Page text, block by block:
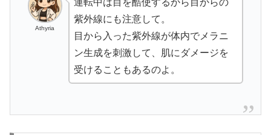
Athyria
運転中は目を酷使するから目からの
紫外線にも注意して。
目から入った紫外線が体内でメラニ
ン生成を刺激して、肌にダメージを
受けることもあるのよ。